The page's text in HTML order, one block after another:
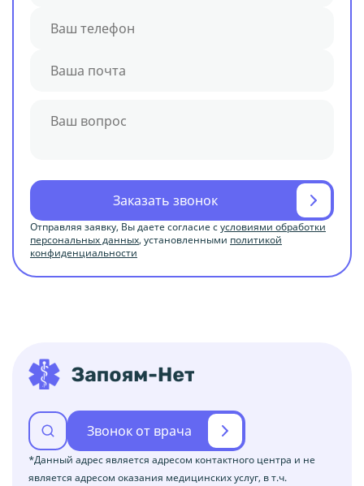
Заказать звонок
Отправляя заявку, Вы даете согласие сусловиями обработки
персональных данных, установленными политикой
конфиденциальности
Звонок от врача
*Данный адрес является адресом контактного центра и не
является адресом оказания медицинских услуг, в т.ч.